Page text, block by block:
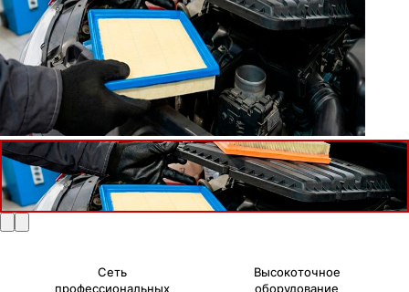
Сеть
профессиональных
Высокоточное
оборудование